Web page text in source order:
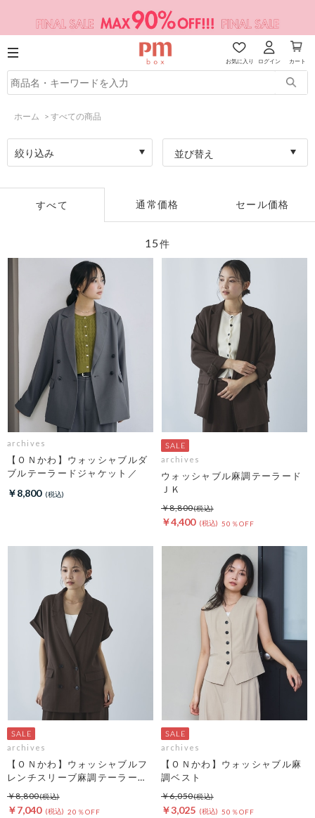
お気に入り ログイン カート
ホーム > すべての商品
絞り込み 並び替え
すべて 通常価格 セール価格
15件
archives
【ＯＮかわ】ウォッシャブルダ
ブルテーラードジャケット／
￥8,800
archives
ウォッシャブル麻調テーラード
ＪＫ
￥4,400 50％OFF
￥8,800
archives
【ＯＮかわ】ウォッシャブルフ
レンチスリーブ麻調テーラード
ＪＫ
￥7,040 20％OFF
￥8,800
archives
【ＯＮかわ】ウォッシャブル麻
調ベスト
￥3,025 50％OFF
￥6,050